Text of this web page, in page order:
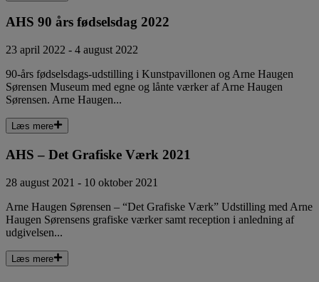
AHS 90 års fødselsdag 2022
23 april 2022 - 4 august 2022
90-års fødselsdags-udstilling i Kunstpavillonen og Arne Haugen
Sørensen Museum med egne og lånte værker af Arne Haugen
Sørensen. Arne Haugen...
Læs mere
AHS – Det Grafiske Værk 2021
28 august 2021 - 10 oktober 2021
Arne Haugen Sørensen – “Det Grafiske Værk” Udstilling med Arne
Haugen Sørensens grafiske værker samt reception i anledning af
udgivelsen...
Læs mere